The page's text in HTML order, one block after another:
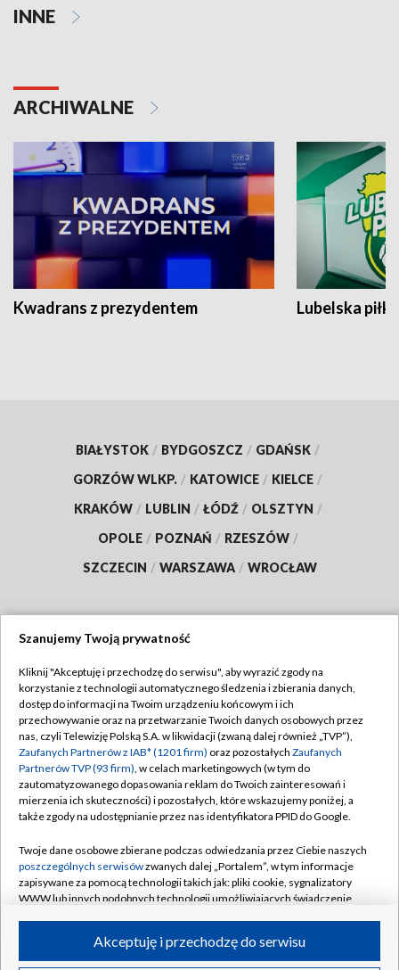
INNE
ARCHIWALNE
Kwadrans z prezydentem Lubelska piłka
BIAŁYSTOK / BYDGOSZCZ / GDAŃSK /
GORZÓW WLKP. / KATOWICE / KIELCE /
KRAKÓW / LUBLIN / ŁÓDŹ / OLSZTYN /
OPOLE / POZNAŃ / RZESZÓW /
SZCZECIN / WARSZAWA / WROCŁAW
TVP
Abonament TVP
Emisja w TVP
Centrum informacji TVP
Naziemna Telewizja Cyfrowa
Rada Programowa
System NOS
Informacje o nadawcy
Program dla prasy
Regulamin TVP
Polityka prywatności
Moje zgody
Pomoc
Kontakt
Kanały
Szanujemy Twoją prywatność
Kliknij "Akceptuję i przechodzę do serwisu", aby wyrazić zgody na
korzystanie z technologii automatycznego śledzenia i zbierania danych,
dostęp do informacji na Twoim urządzeniu końcowym i ich
przechowywanie oraz na przetwarzanie Twoich danych osobowych przez
nas, czyli Telewizję Polską S.A. w likwidacji (zwaną dalej również „TVP”),
Zaufanych Partnerów z IAB* (1201 firm) oraz pozostałych Zaufanych
Partnerów TVP (93 firm), w celach marketingowych (w tym do
zautomatyzowanego dopasowania reklam do Twoich zainteresowań i
mierzenia ich skuteczności) i pozostałych, które wskazujemy poniżej, a
także zgody na udostępnianie przez nas identyfikatora PPID do Google.
Twoje dane osobowe zbierane podczas odwiedzania przez Ciebie naszych
poszczególnych serwisówzwanych dalej „Portalem”, w tym informacje
zapisywane za pomocą technologii takich jak: pliki cookie, sygnalizatory
WWW lub innych podobnych technologii umożliwiających świadczenie
ruchu w Internecie.Akceptuję i przechodzę do serwisu